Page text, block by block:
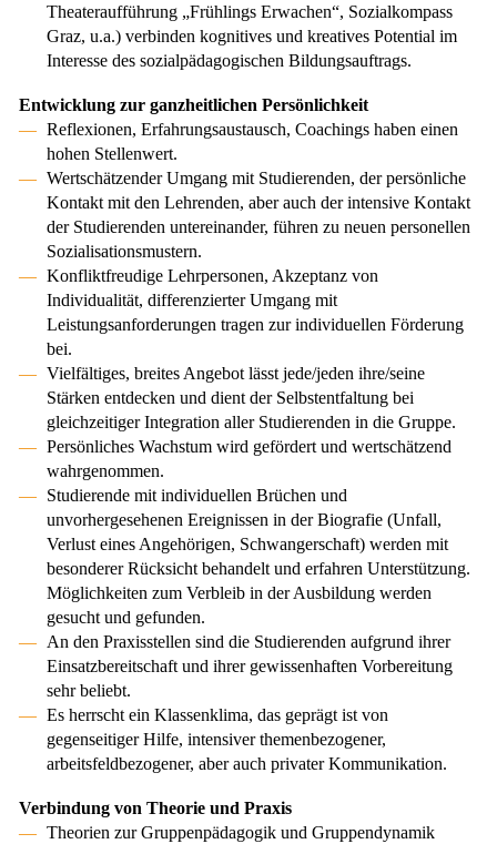
Theateraufführung „Frühlings Erwachen“, Sozialkompass
Graz, u.a.) verbinden kognitives und kreatives Potential im
Interesse des sozialpädagogischen Bildungsauftrags.
Entwicklung zur ganzheitlichen Persönlichkeit
Reflexionen, Erfahrungsaustausch, Coachings haben einen
hohen Stellenwert.
Wertschätzender Umgang mit Studierenden, der persönliche
Kontakt mit den Lehrenden, aber auch der intensive Kontakt
der Studierenden untereinander, führen zu neuen personellen
Sozialisationsmustern.
Konfliktfreudige Lehrpersonen, Akzeptanz von
Individualität, differenzierter Umgang mit
Leistungsanforderungen tragen zur individuellen Förderung
bei.
Vielfältiges, breites Angebot lässt jede/jeden ihre/seine
Stärken entdecken und dient der Selbstentfaltung bei
gleichzeitiger Integration aller Studierenden in die Gruppe.
Persönliches Wachstum wird gefördert und wertschätzend
wahrgenommen.
Studierende mit individuellen Brüchen und
unvorhergesehenen Ereignissen in der Biografie (Unfall,
Verlust eines Angehörigen, Schwangerschaft) werden mit
besonderer Rücksicht behandelt und erfahren Unterstützung.
Möglichkeiten zum Verbleib in der Ausbildung werden
gesucht und gefunden.
An den Praxisstellen sind die Studierenden aufgrund ihrer
Einsatzbereitschaft und ihrer gewissenhaften Vorbereitung
sehr beliebt.
Es herrscht ein Klassenklima, das geprägt ist von
gegenseitiger Hilfe, intensiver themenbezogener,
arbeitsfeldbezogener, aber auch privater Kommunikation.
Verbindung von Theorie und Praxis
Theorien zur Gruppenpädagogik und Gruppendynamik